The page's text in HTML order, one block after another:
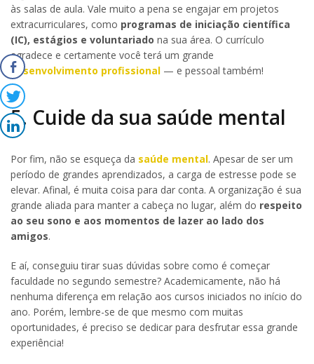
às salas de aula. Vale muito a pena se engajar em projetos
extracurriculares, como programas de iniciação científica
(IC), estágios e voluntariado na sua área. O currículo
agradece e certamente você terá um grande
desenvolvimento profissional — e pessoal também!
5. Cuide da sua saúde mental
Por fim, não se esqueça da saúde mental. Apesar de ser um
período de grandes aprendizados, a carga de estresse pode se
elevar. Afinal, é muita coisa para dar conta. A organização é sua
grande aliada para manter a cabeça no lugar, além do respeito
ao seu sono e aos momentos de lazer ao lado dos
amigos.
E aí, conseguiu tirar suas dúvidas sobre como é começar
faculdade no segundo semestre? Academicamente, não há
nenhuma diferença em relação aos cursos iniciados no início do
ano. Porém, lembre-se de que mesmo com muitas
oportunidades, é preciso se dedicar para desfrutar essa grande
experiência!